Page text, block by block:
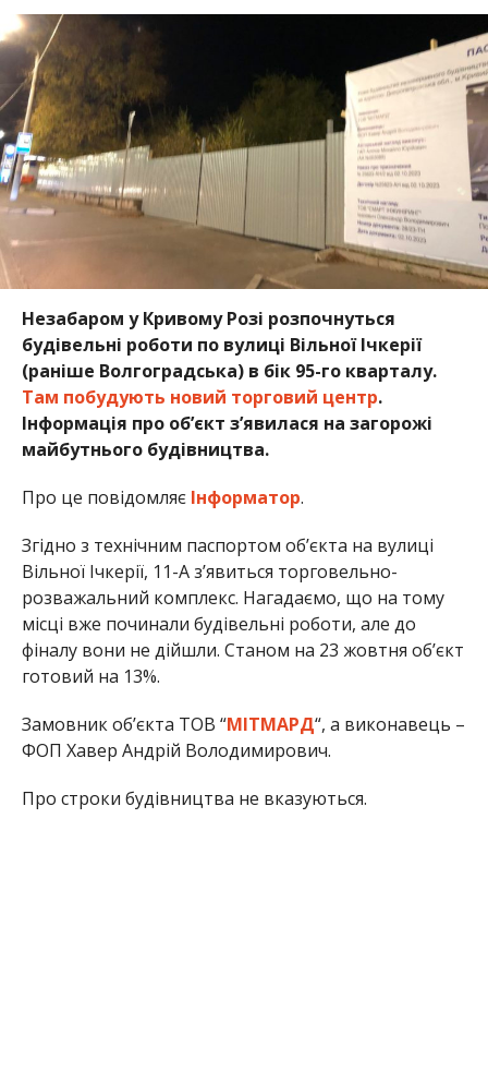
Незабаром у Кривому Розі розпочнуться
будівельні роботи по вулиці Вільної Ічкерії
(раніше Волгоградська) в бік 95-го кварталу.
Там побудують новий торговий центр.
Інформація про об’єкт з’явилася на загорожі
майбутнього будівництва.
Про це повідомляє Інформатор.
Згідно з технічним паспортом об’єкта на вулиці
Вільної Ічкерії, 11-А з’явиться торговельно-
розважальний комплекс. Нагадаємо, що на тому
місці вже починали будівельні роботи, але до
фіналу вони не дійшли. Станом на 23 жовтня об’єкт
готовий на 13%.
Замовник об’єкта ТОВ “МІТМАРД“, а виконавець –
ФОП Хавер Андрій Володимирович.
Про строки будівництва не вказуються.